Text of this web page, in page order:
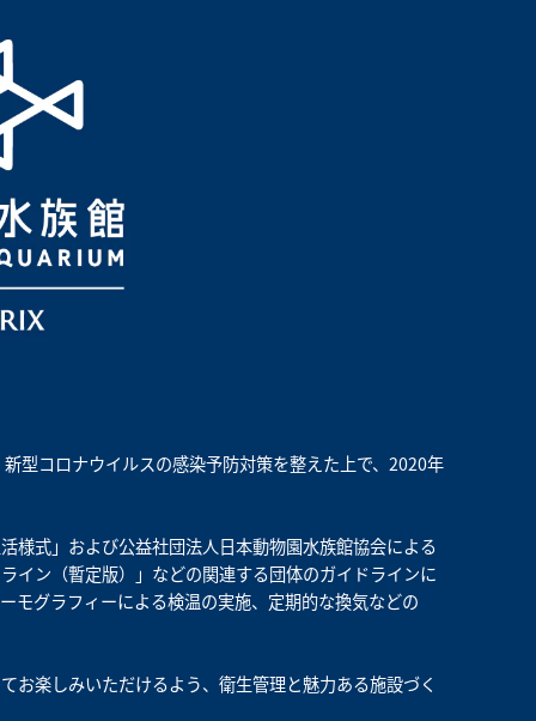
型コロナウイルスの感染予防対策を整えた上で、2020年
様式」および公益社団法人日本動物園水族館協会による
イン（暫定版）」などの関連する団体のガイドラインに
モグラフィーによる検温の実施、定期的な換気などの
お楽しみいただけるよう、衛生管理と魅力ある施設づく